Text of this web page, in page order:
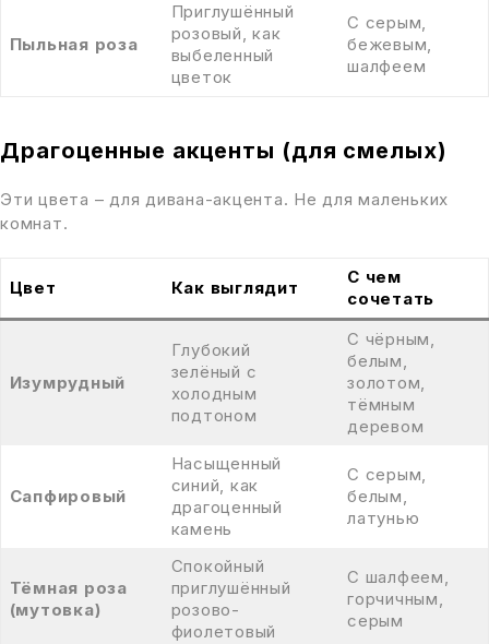
Пыльная роза
Приглушённый
розовый, как
выбеленный
цветок
С серым,
бежевым,
шалфеем
Драгоценные акценты (для смелых)
Эти цвета – для дивана-акцента. Не для маленьких
комнат.
Цвет Как выглядит
С чем
сочетать
Изумрудный
Глубокий
зелёный с
холодным
подтоном
С чёрным,
белым,
золотом,
тёмным
деревом
Сапфировый
Насыщенный
синий, как
драгоценный
камень
С серым,
белым,
латунью
Тёмная роза
(мутовка)
Спокойный
приглушённый
розово-
фиолетовый
С шалфеем,
горчичным,
серым